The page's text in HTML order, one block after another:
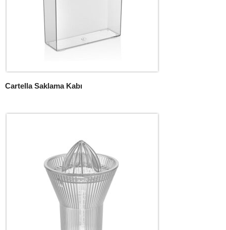
Cartella Saklama Kabı